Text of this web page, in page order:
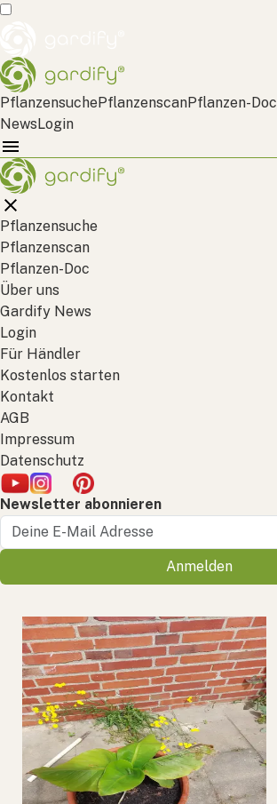
PflanzensuchePflanzenscanPflanzen-Doc
NewsLogin
Pflanzensuche
Pflanzenscan
Pflanzen-Doc
Über uns
Gardify News
Login
Für Händler
Kostenlos starten
Kontakt
AGB
Impressum
Datenschutz
Newsletter abonnieren
Anmelden